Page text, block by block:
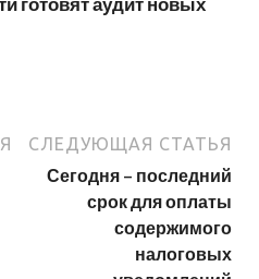
СЛЕДУЮЩАЯ СТАТЬЯ
Сегодня – последний
срок для оплаты
содержимого
налоговых